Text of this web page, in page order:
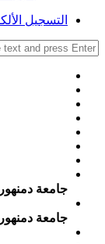
التسجيل
جامعة دمنهور
جامعة دمنهور